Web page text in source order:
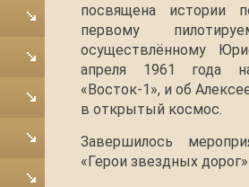
посвящена истории
первому
осуществлённому
апреля 1961 года
«Восток-1», и об
в открытый космос.
Завершилось
«Герои звездных